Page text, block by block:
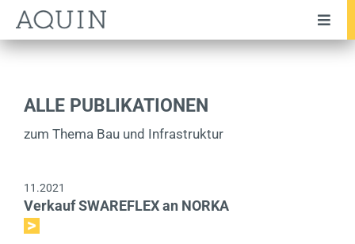
Zum
Inhalt
springen
Unternehmen
Leistungen
Transaktionen
Testimonials
ALLE PUBLIKATIONEN
zum Thema Bau und Infrastruktur
11.2021
Verkauf SWAREFLEX an NORKA